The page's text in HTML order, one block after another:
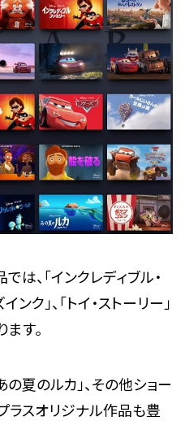
は、「インクレディブル・
ンク」、「トイ・ストーリー」
す。
の夏のルカ」、その他ショー
ラスオリジナル作品も豊